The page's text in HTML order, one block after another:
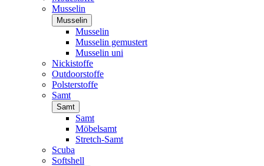
Musselin
Musselin
Musselin
Musselin gemustert
Musselin uni
Nickistoffe
Outdoorstoffe
Polsterstoffe
Samt
Samt
Samt
Möbelsamt
Stretch-Samt
Scuba
Softshell